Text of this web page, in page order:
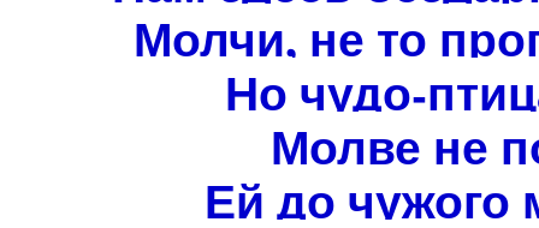
Молчи, не то
Но чудо-
Молве не
Ей до чужого